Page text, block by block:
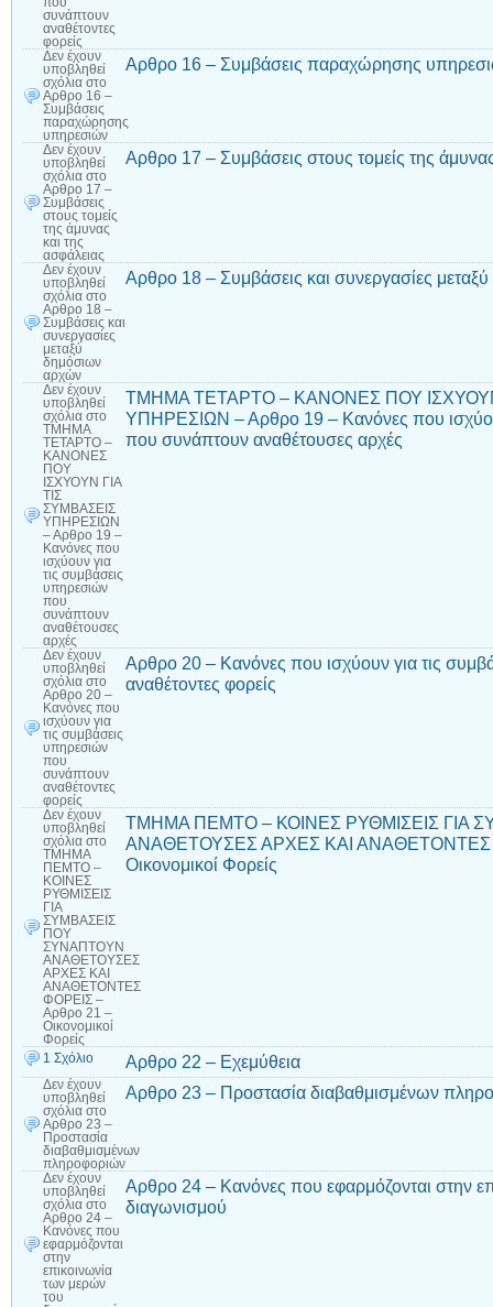
συνάπτουν
αναθέτοντες
φορείς
Δεν έχουν
υποβληθεί
σχόλια στο
Αρθρο 16 –
Συμβάσεις
παραχώρησης
υπηρεσιών
Αρθρο 16 – Συμβάσεις παραχώρησης
Δεν έχουν
υποβληθεί
σχόλια στο
Αρθρο 17 –
Συμβάσεις
στους τομείς
της άμυνας
και της
ασφάλειας
Αρθρο 17 – Συμβάσεις στους τομείς της
Δεν έχουν
υποβληθεί
σχόλια στο
Αρθρο 18 –
Συμβάσεις και
συνεργασίες
μεταξύ
δημόσιων
αρχών
Αρθρο 18 – Συμβάσεις και συνεργασίες
Δεν έχουν
υποβληθεί
σχόλια στο
ΤΜΗΜΑ
ΤΕΤΑΡΤΟ –
ΚΑΝΟΝΕΣ
ΠΟΥ
ΙΣΧΥΟΥΝ ΓΙΑ
ΤΙΣ
ΣΥΜΒΑΣΕΙΣ
ΥΠΗΡΕΣΙΩΝ
– Αρθρο 19 –
Κανόνες που
ισχύουν για
τις συμβάσεις
υπηρεσιών
που
συνάπτουν
αναθέτουσες
αρχές
ΤΜΗΜΑ ΤΕΤΑΡΤΟ – ΚΑΝΟΝΕΣ ΠΟΥ ΙΣΧΥΟΥΝ
ΥΠΗΡΕΣΙΩΝ – Αρθρο 19 – Κανόνες που
που συνάπτουν αναθέτουσες αρχές
Δεν έχουν
υποβληθεί
σχόλια στο
Αρθρο 20 –
Κανόνες που
ισχύουν για
τις συμβάσεις
υπηρεσιών
που
συνάπτουν
αναθέτοντες
φορείς
Αρθρο 20 – Κανόνες που ισχύουν για τις
αναθέτοντες φορείς
Δεν έχουν
υποβληθεί
σχόλια στο
ΤΜΗΜΑ
ΠΕΜΤΟ –
ΚΟΙΝΕΣ
ΡΥΘΜΙΣΕΙΣ
ΓΙΑ
ΣΥΜΒΑΣΕΙΣ
ΠΟΥ
ΣΥΝΑΠΤΟΥΝ
ΑΝΑΘΕΤΟΥΣΕΣ
ΑΡΧΕΣ ΚΑΙ
ΑΝΑΘΕΤΟΝΤΕΣ
ΦΟΡΕΙΣ –
Αρθρο 21 –
Οικονομικοί
Φορείς
ΤΜΗΜΑ ΠΕΜΤΟ – ΚΟΙΝΕΣ ΡΥΘΜΙΣΕΙΣ ΓΙΑ
ΑΝΑΘΕΤΟΥΣΕΣ ΑΡΧΕΣ ΚΑΙ ΑΝΑΘΕΤΟΝΤΕΣ
Οικονομικοί Φορείς
1 Σχόλιο Αρθρο 22 – Εχεμύθεια
Δεν έχουν
υποβληθεί
σχόλια στο
Αρθρο 23 –
Προστασία
διαβαθμισμένων
πληροφοριών
Αρθρο 23 – Προστασία διαβαθμισμένων
Δεν έχουν
υποβληθεί
σχόλια στο
Αρθρο 24 –
Κανόνες που
εφαρμόζονται
στην
επικοινωνία
των μερών
του
Αρθρο 24 – Κανόνες που εφαρμόζονται στην
διαγωνισμού